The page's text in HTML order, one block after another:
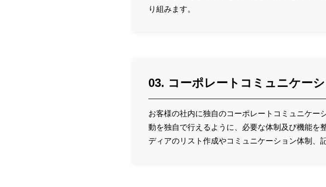
り組みます。
03. コーポレートコミュニケー
お客様の社内に独自のコーポレートコミュニケ
動を独自で行えるように、必要な体制及び機能を
ディアのリスト作成やコミュニケーション体制、